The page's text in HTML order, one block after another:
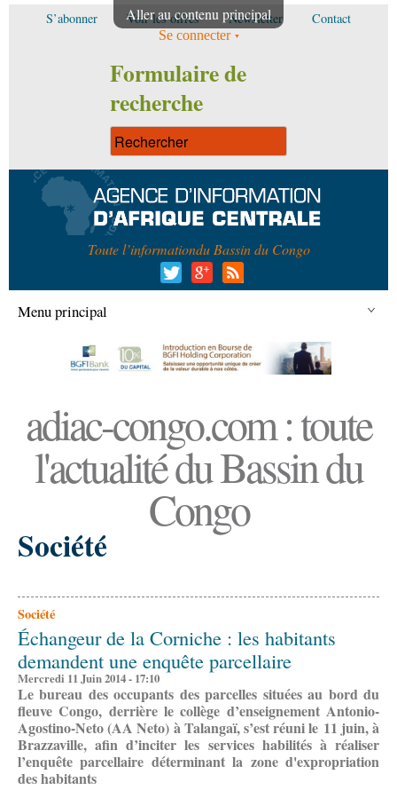
Aller au contenu principal
S’abonner Voir les offres Newsletter Contact
Se connecter
Formulaire de
recherche
Toute l’informationdu Bassin du Congo
Menu principal
adiac-congo.com : toute
l'actualité du Bassin du
Congo
Société
Société
Échangeur de la Corniche : les habitants
demandent une enquête parcellaire
Mercredi 11 Juin 2014 - 17:10
Le bureau des occupants des parcelles situées au bord du
fleuve Congo, derrière le collège d’enseignement Antonio-
Agostino-Neto (AA Neto) à Talangaï, s’est réuni le 11 juin, à
Brazzaville, afin d’inciter les services habilités à réaliser
l’enquête parcellaire déterminant la zone d'expropriation
des habitants